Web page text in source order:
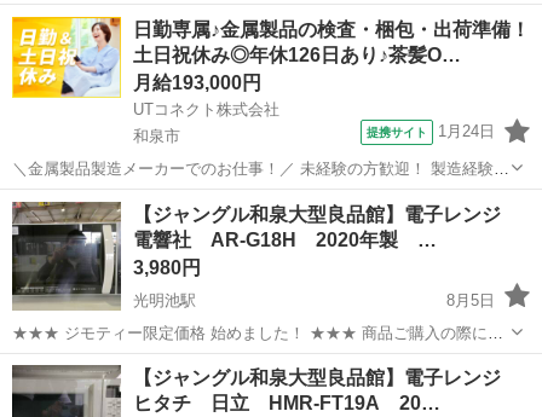
「ジモティーを見た」と言っていただくと、 ジモティー限定価格(店頭
価格より7%OFF)でのご購入が可能です。 ぜひ店頭にてスタッフまで
お伝えくだ...
大阪 和泉市 光明池駅 キッチン家電 ジャングル
日勤専属♪金属製品の検査・梱包・出荷準備！
土日祝休み◎年休126日あり♪茶髪O…
月給193,000円
UTコネクト株式会社
和泉市
提携サイト 1月24日
＼金属製品製造メーカーでのお仕事！／ 未経験の方歓迎！ 製造経験の
ある方大歓迎★ 細かい作業が得意な方にオススメ◎ 教育関連機材や建
築関連資材、建築金属製品などの製造に携われます☆ ＜具体的には…
＞ ◆完成した製品(ア...
大阪 和泉市
【ジャングル和泉大型良品館】電子レンジ
電響社 AR-G18H 2020年製 …
3,980円
光明池駅
8月5日
★★★ ジモティー限定価格 始めました！ ★★★ 商品ご購入の際に
「ジモティーを見た」と言っていただくと、 ジモティー限定価格(店頭
価格より7%OFF)でのご購入が可能です。 ぜひ店頭にてスタッフまで
お伝えくだ...
大阪 和泉市 光明池駅 キッチン家電 ジャングル
【ジャングル和泉大型良品館】電子レンジ
ヒタチ 日立 HMR-FT19A 20…